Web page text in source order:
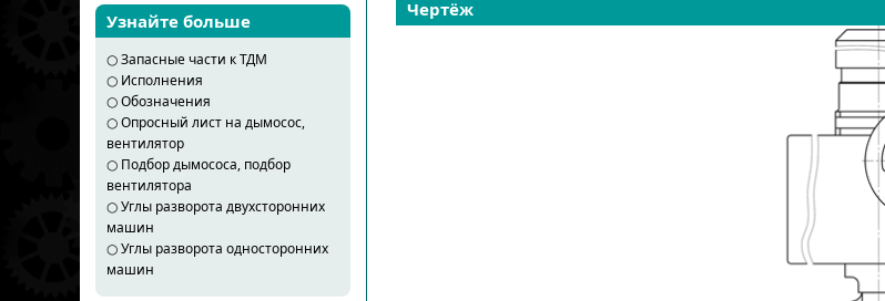
Узнайте больше
○Запасные части к ТДМ
○ Исполнения
○Обозначения
○Опросный лист на дымосос,
вентилятор
○ Подбор дымососа, подбор
вентилятора
○Углы разворота двухсторонних
машин
○Углы разворота односторонних
машин
Чертёж